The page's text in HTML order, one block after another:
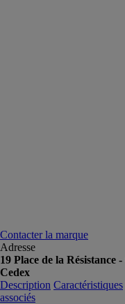
Contacter la marque
Adresse
19 Place de la Résistance
Cedex
Description Caractéristiques
associés